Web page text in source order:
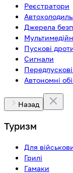
Реєстратори
Джерела
Пускові
Сигнали
Передпускові
Автономні
Назад
Туризм
Для
Грилі
Гамаки